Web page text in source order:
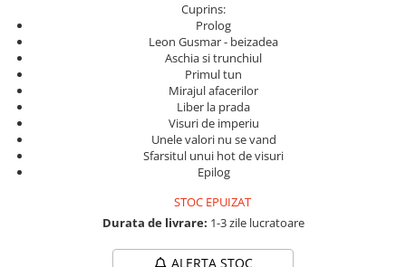
ScienceConnection
SelfConnect
SelfHealing
Vindecare Spirituala
Sanatate
Diete
Cuprins:
Prolog
Leon Gusmar - beizadea
Aschia si trunchiul
Primul tun
Mirajul afacerilor
Liber la prada
Visuri de imperiu
Unele valori nu se vand
Sfarsitul unui hot de visuri
Epilog
STOC EPUIZAT
Durata de livrare: 1-3 zile lucratoare
ALERTA STOC